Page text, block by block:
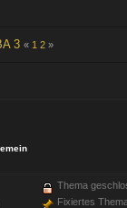
3 « 1 2 »
Thema
Fixiertes